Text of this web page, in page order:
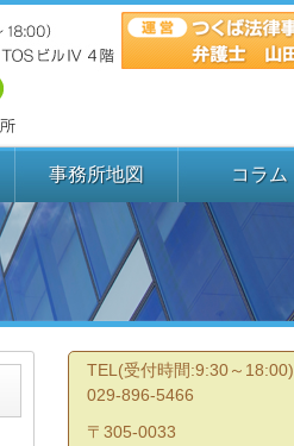
事務所地図 コラム
TEL(受付時間:9:30～18:00)
029-896-5466
〒305-0033